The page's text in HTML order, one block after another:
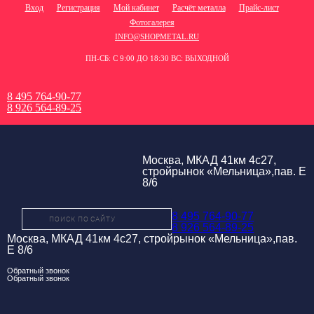
Вход Регистрация Мой кабинет Расчёт металла
Прайс-лист
Фотогалерея
INFO@SHOPMETAL.RU
ПН-СБ: С 9:00 ДО 18:30 ВС: ВЫХОДНОЙ
8 495 764-90-77
8 926 564-89-25
Москва, МКАД 41км 4с27,
стройрынок «Мельница»,пав. Е
8/6
8 495 764-90-77
8 926 564-89-25
Москва, МКАД 41км 4с27, стройрынок «Мельница»,пав.
Е 8/6
Обратный звонок
Обратный звонок